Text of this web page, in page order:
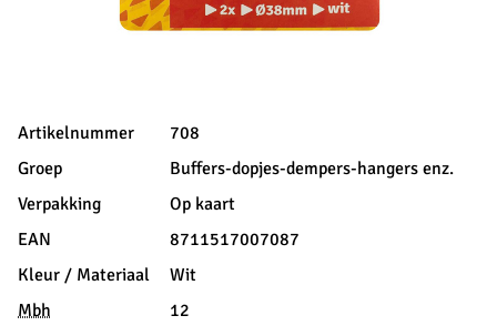
Artikelnummer
708
Groep
Buffers-dopjes-dempers-hangers enz.
Verpakking
Op kaart
EAN
8711517007087
Kleur / Materiaal
Wit
Mbh
12